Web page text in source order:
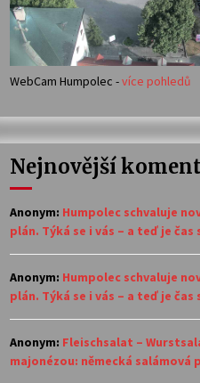
Votavžatský ploty
23. 7. 2026
14. 7. 2026
30. 6. 2026
WebCam Humpolec -více pohledů
Nejnovější
Anonym: Humpolec schvaluje
plán. Týká se i vás – a teď je čas
Anonym: Humpolec schvaluje
plán. Týká se i vás – a teď je čas
Anonym: Fleischsalat –
majonézou: německá salámová